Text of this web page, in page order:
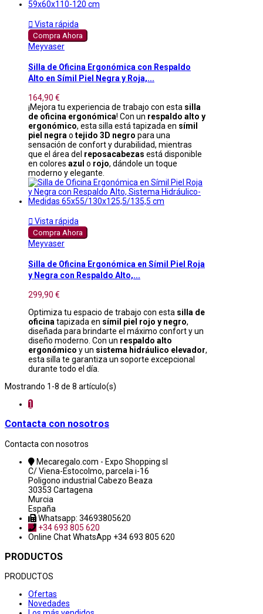
 Vista rápida
Compra Ahora
Meyvaser
Silla de Oficina Ergonómica con Respaldo
Alto en Símil Piel Negra y Roja,...
164,90 €
¡Mejora tu experiencia de trabajo con esta silla
de oficina ergonómica! Con un respaldo alto y
ergonómico, esta silla está tapizada en símil
piel negra o tejido 3D negro para una
sensación de confort y durabilidad, mientras
que el área del reposacabezas está disponible
en colores azul o rojo, dándole un toque
moderno y elegante.
 Vista rápida
Compra Ahora
Meyvaser
Silla de Oficina Ergonómica en Símil Piel Roja
y Negra con Respaldo Alto,...
299,90 €
Optimiza tu espacio de trabajo con esta silla de
oficina tapizada en símil piel rojo y negro,
diseñada para brindarte el máximo confort y un
diseño moderno. Con un respaldo alto
ergonómico y un sistema hidráulico elevador,
esta silla te garantiza un soporte excepcional
durante todo el día.
Mostrando 1-8 de 8 artículo(s)
1
Contacta con nosotros
Contacta con nosotros
Mecaregalo.com - Expo Shopping sl
C/ Viena-Estocolmo, parcela i-16
Poligono industrial Cabezo Beaza
30353 Cartagena
Murcia
España
Whatsapp: 34693805620
+34 693 805 620
Online ChatWhatsApp +34 693 805 620
PRODUCTOS
PRODUCTOS
Ofertas
Novedades